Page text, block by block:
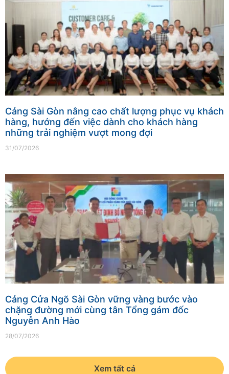
Cảng Sài Gòn nâng cao chất lượng phục vụ khách
hàng, hướng đến việc dành cho khách hàng
những trải nghiệm vượt mong đợi
31/07/2026
Cảng Cửa Ngõ Sài Gòn vững vàng bước vào
chặng đường mới cùng tân Tổng gám đốc
Nguyễn Anh Hào
28/07/2026
Xem tất cả